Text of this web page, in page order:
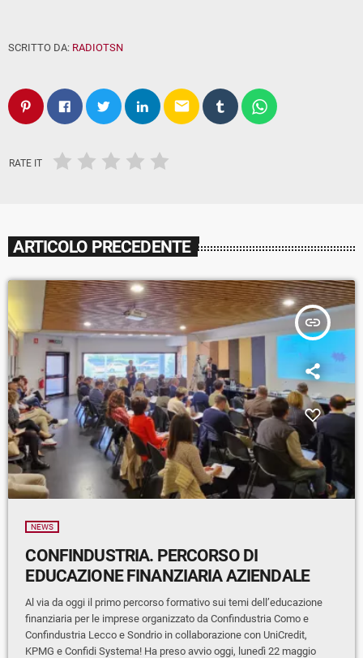
SCRITTO DA: RADIOTSN
email
RATE IT
ARTICOLO PRECEDENTE
insert_link
NEWS
CONFINDUSTRIA. PERCORSO DI
EDUCAZIONE FINANZIARIA AZIENDALE
Al via da oggi il primo percorso formativo sui temi dell’educazione
finanziaria per le imprese organizzato da Confindustria Como e
Confindustria Lecco e Sondrio in collaborazione con UniCredit,
KPMG e Confidi Systema! Ha preso avvio oggi, lunedì 22 maggio